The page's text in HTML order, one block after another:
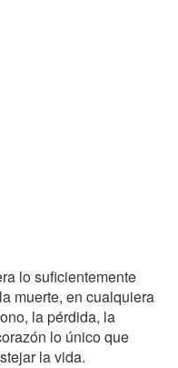
lo suficientemente
muerte, en cualquiera
la pérdida, la
lo único que
la vida.